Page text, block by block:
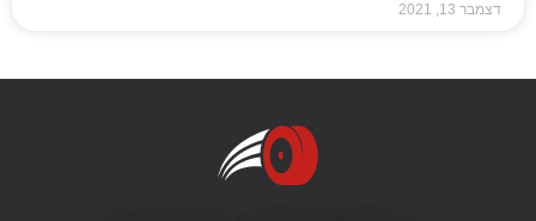
דצמבר 13, 2021